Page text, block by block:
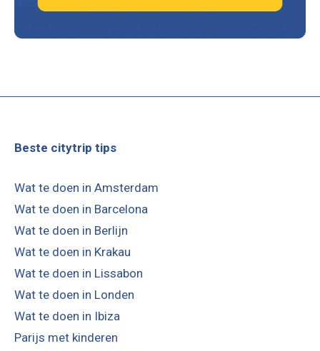
Beste citytrip tips
Wat te doen in Amsterdam
Wat te doen in Barcelona
Wat te doen in Berlijn
Wat te doen in Krakau
Wat te doen in Lissabon
Wat te doen in Londen
Wat te doen in Ibiza
Parijs met kinderen